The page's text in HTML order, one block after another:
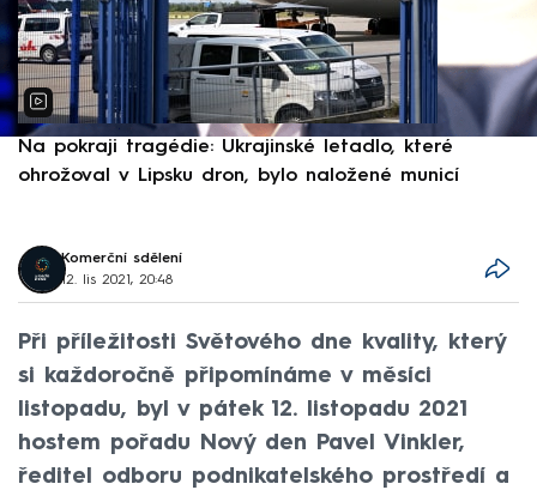
Na pokraji tragédie: Ukrajinské letadlo, které
ohrožoval v Lipsku dron, bylo naložené municí
Komerční sdělení
12. lis 2021, 20:48
Při příležitosti Světového dne kvality, který
si každoročně připomínáme v měsíci
listopadu, byl v pátek 12. listopadu 2021
hostem pořadu Nový den Pavel Vinkler,
ředitel odboru podnikatelského prostředí a